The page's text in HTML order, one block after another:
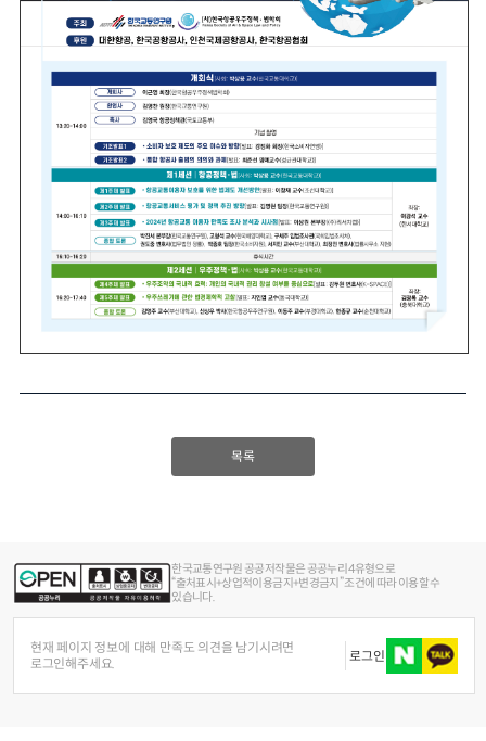
목록
한국교통연구원 공공저작물은 공공누리 4유형으로
“출처표시+상업적이용금지+변경금지” 조건에 따라 이용할 수
있습니다.
현재 페이지 정보에 대해 만족도 의견을 남기시려면
로그인해주세요.
로그인